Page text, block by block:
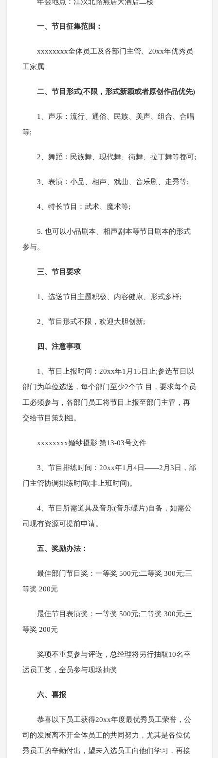
一、节目征集范围：
xxxxxxxx全体员工及各部门主管、20xx年优秀员
工家属
二、节目形式(不限，形式新颖或者原创作品优先)
1、声乐：流行、通俗、民族、美声、组合、合唱
等;
2、舞蹈：民族舞、现代舞、街舞、拉丁舞等都可;
3、表演：小品、相声、戏曲、音乐剧、走秀等;
4、特长节目：武术、魔术等;
5. 也可以小品剧本、相声剧本等节目剧本的形式
参与。
三、节目要求
1、选送节目主题积极、内容健康、形式多样;
2、节目形式不限，欢迎大胆创新;
四、注意事项
1、节目上报时间：20xx年1月15日止;参选节目以
部门为单位选送，每个部门至少2个节 目，要求每个员
工必须参与，各部门员工将节目上报至部门主管，再
交给节目策划组。
xxxxxxxx婚纱摄影 第13-03号文件
3、节目排练时间：20xx年1月4日——2月3日，部
门主管协调排练时间(非上班时间)。
4、节目所需道具及音乐(音乐碟片)自备，如需公
司现有资源可提前申请。
五、奖励办法：
最佳部门节目奖：一等奖 500元;二等奖 300元;三
等奖 200元
最佳节目表演奖：一等奖 500元;二等奖 300元;三
等奖 200元
奖项不重复参与评选，总经理将另行抽取10名幸
运员工奖，全员参与现场抽奖
六、喜报
恭喜以下员工获得20xx年度最优秀员工荣誉，公
司的发展离不开全体员工的共同努力，尤其是各位优
秀员工的辛勤付出，望未入选员工向他们学习，再接